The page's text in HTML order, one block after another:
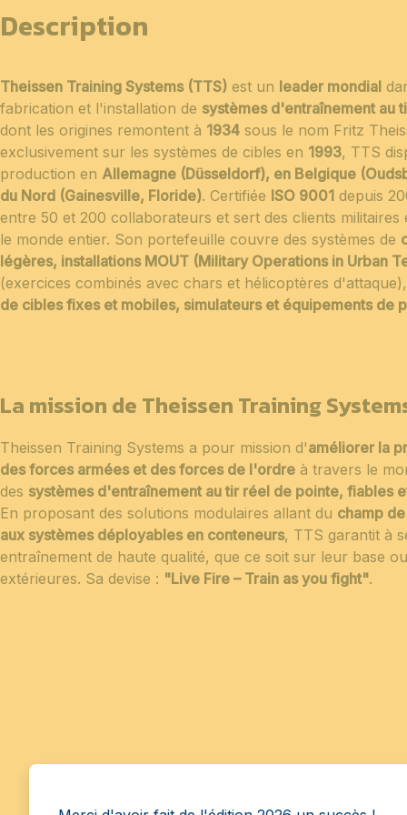
Description
Theissen Training Systems (TTS) est un leader mondial
fabrication et l'installation de systèmes d'entraînement au
dont les origines remontent à 1934 sous le nom Fritz
exclusivement sur les systèmes de cibles en 1993, TTS
production en Allemagne (Düsseldorf), en Belgique
du Nord (Gainesville, Floride). Certifiée ISO 9001 depuis
entre 50 et 200 collaborateurs et sert des clients
le monde entier. Son portefeuille couvre des systèmes de
légères, installations MOUT (Military Operations in Urban
(exercices combinés avec chars et hélicoptères
de cibles fixes et mobiles, simulateurs et équipements de
La mission de Theissen Training
Theissen Training Systems a pour mission d'améliorer la
des forces armées et des forces de l'ordre à travers le
des systèmes d'entraînement au tir réel de pointe, fiables
En proposant des solutions modulaires allant du champ
aux systèmes déployables en conteneurs, TTS garantit à
entraînement de haute qualité, que ce soit sur leur base
extérieures. Sa devise : "Live Fire – Train as you fight".